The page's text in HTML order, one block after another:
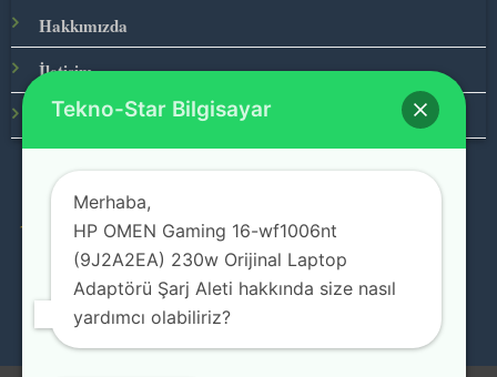
Hakkımızda
İletişim
Ana Sayfa
© 2026 Teknolojinin Starı
Tekno-Star Bilgisayar
Merhaba,
HP OMEN Gaming 16-wf1006nt
(9J2A2EA) 230w Orijinal Laptop
Adaptörü Şarj Aleti hakkında size nasıl
yardımcı olabiliriz?